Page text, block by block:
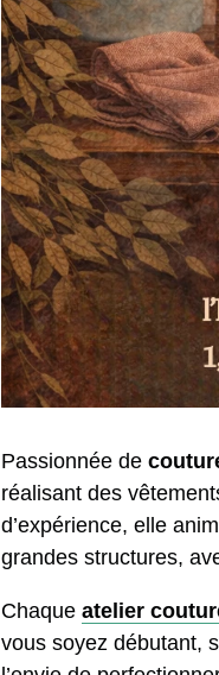
Passionnée de
réalisant des
d’expérience, elle
grandes structures,
Chaque atelier
vous soyez débutant,